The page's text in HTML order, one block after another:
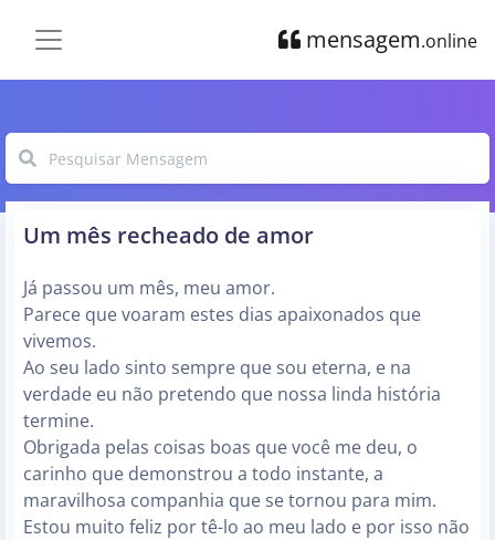
mensagem.online
Um mês recheado de amor
Já passou um mês, meu amor.
Parece que voaram estes dias apaixonados que
vivemos.
Ao seu lado sinto sempre que sou eterna, e na
verdade eu não pretendo que nossa linda história
termine.
Obrigada pelas coisas boas que você me deu, o
carinho que demonstrou a todo instante, a
maravilhosa companhia que se tornou para mim.
Estou muito feliz por tê-lo ao meu lado e por isso não